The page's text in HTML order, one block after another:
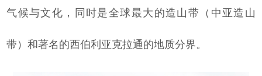
气候与文化，同时是全球最大的造山带（中亚造山
带）和著名的西伯利亚克拉通的地质分界。